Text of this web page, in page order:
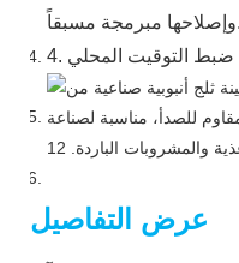
وإصلاحها مبرمجة مسبقاً.
ضبط التوقيت المحلي
عرض التفاصيل